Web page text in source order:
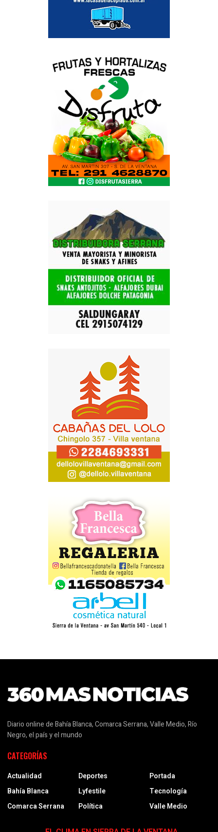
Diario online de Bahía Blanca, Comarca Serrana, Valle Medio, Río
Negro, el país y el mundo
CATEGORÍAS
Actualidad
Bahía Blanca
Comarca Serrana
Deportes
Lyfestile
Política
Portada
Tecnología
Valle Medio